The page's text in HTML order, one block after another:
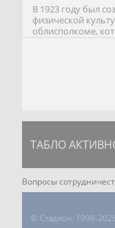
В 1923 году был
физической
облисполкоме,
раз
ТАБЛО
Вопросы
© Стадион, 1998-